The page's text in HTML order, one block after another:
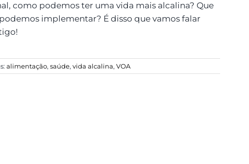
como podemos ter uma vida mais alcalina? Que
implementar? É disso que vamos falar
alimentação, saúde, vida alcalina, VOA